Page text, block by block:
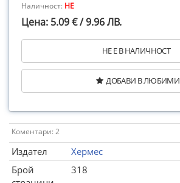
Наличност: НЕ
Цена: 5.09 € / 9.96 ЛВ.
НЕ Е В НАЛИЧНОСТ
ДОБАВИ В ЛЮБИМИ
Коментари: 2
Издател
Хермес
Брой
318